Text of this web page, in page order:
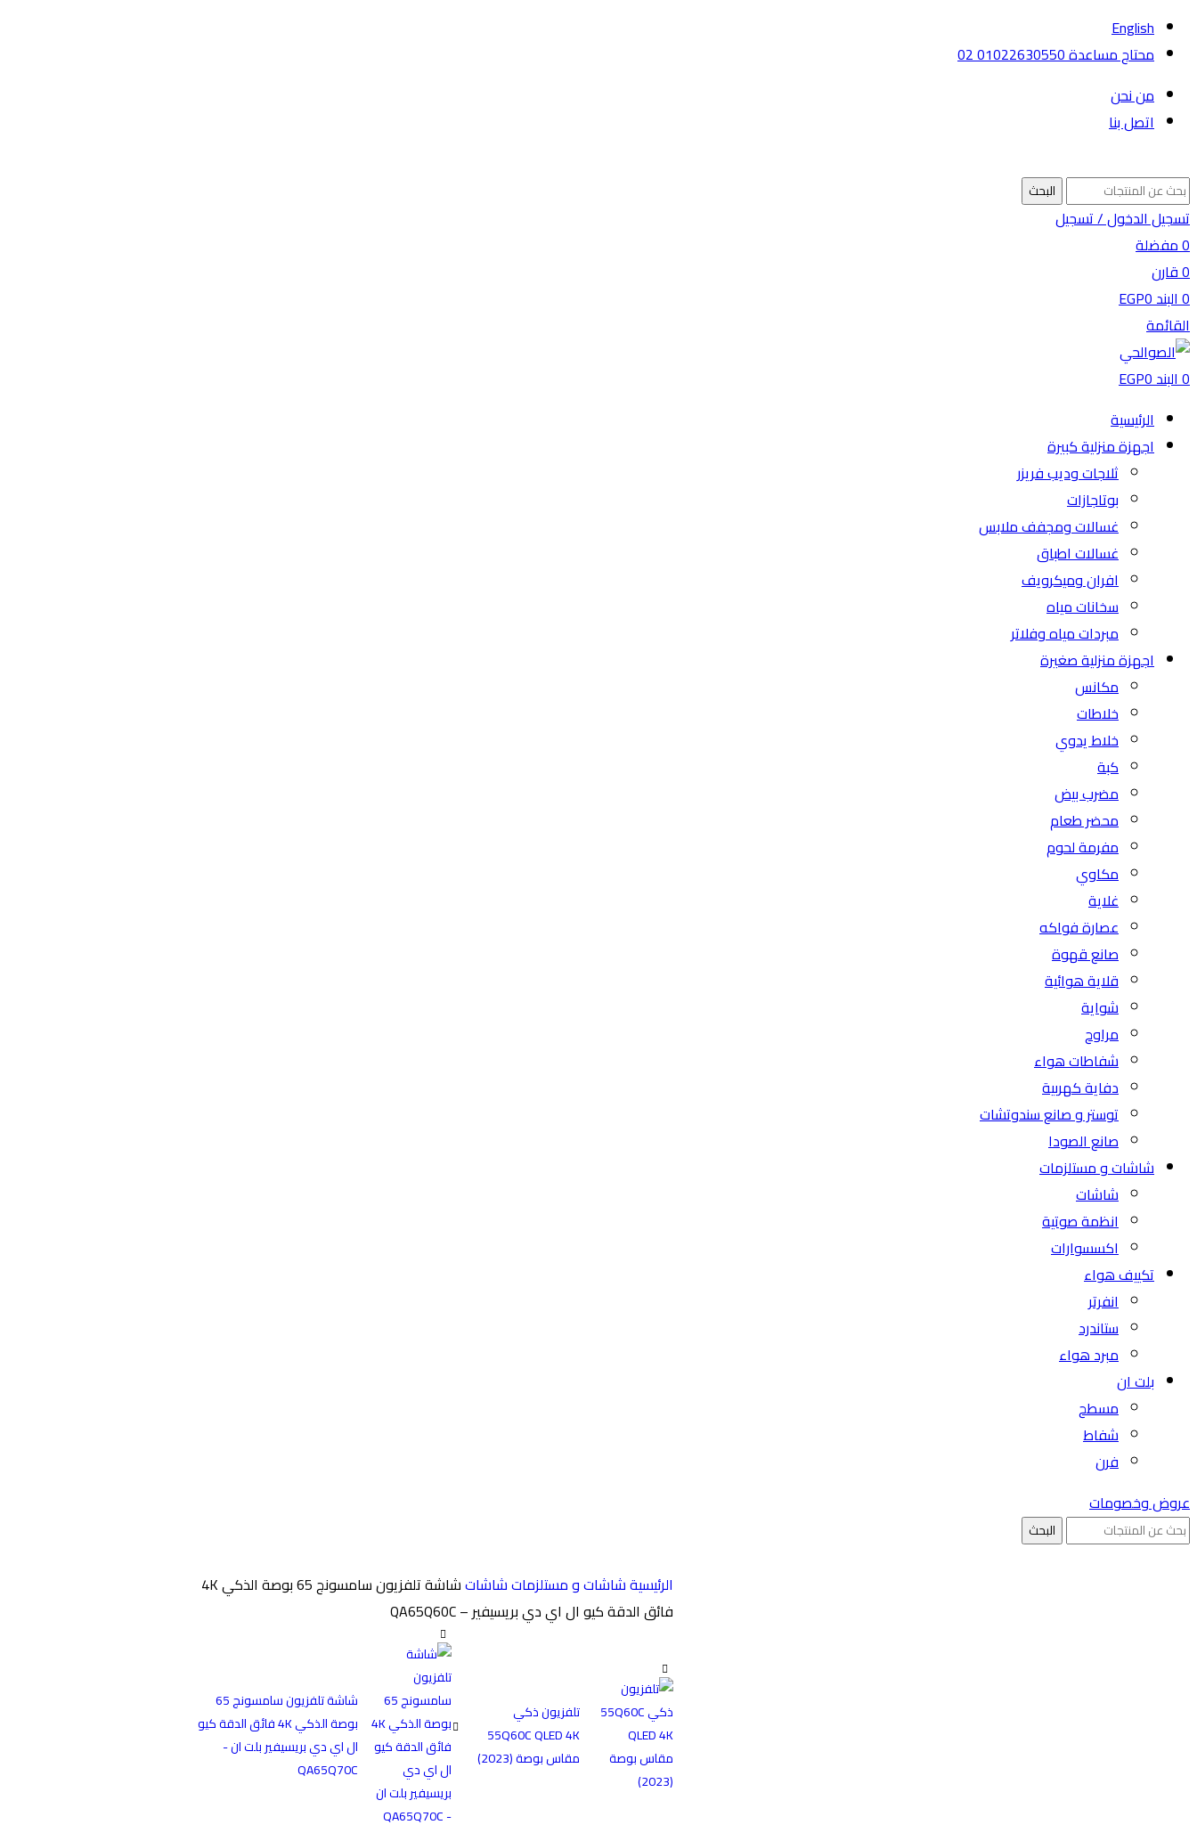
English
محتاج مساعدة 01022630550 02
من نحن
اتصل بنا
البحث
تسجيل الدخول / تسجيل
0مفضلة
0قارن
0البند EGP0
القائمة
0البند EGP0
الرئيسية
اجهزة منزلية كبيرة
ثلاجات وديب فريزر
بوتاجازات
غسالات ومجفف ملابس
غسالات اطباق
افران وميكرويف
سخانات مياه
مبردات مياه وفلاتر
اجهزة منزلية صغيرة
مكانس
خلاطات
خلاط يدوي
كبة
مضرب بيض
محضر طعام
مفرمة لحوم
مكاوي
غلاية
عصارة فواكه
صانع قهوة
قلاية هوائية
شواية
مراوح
شفاطات هواء
دفاية كهربية
توستر و صانع سندوتشات
صانع الصودا
شاشات و مستلزمات
شاشات
انظمة صوتية
اكسسوارات
تكييف هواء
انفرتر
ستاندرد
مبرد هواء
بلت ان
مسطح
شفاط
فرن
عروض وخصومات
البحث
الرئيسيةشاشات و مستلزماتشاشات
شاشة تلفزيون سامسونج 65 بوصة الذكي 4K
فائق الدقة كيو ال اي دي بريسيفير – QA65Q60C
تلفزيون ذكي
55Q60C QLED 4K
مقاس بوصة (2023)
شاشة تلفزيون سامسونج 65
بوصة الذكي 4K فائق الدقة كيو
ال اي دي بريسيفير بلت ان -
QA65Q70C